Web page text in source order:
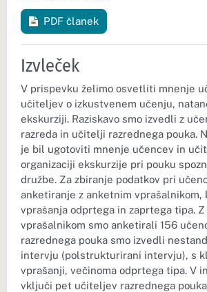
PDF članek
Izvleček
V prispevku želimo osvetliti mnenje
učiteljev o izkustvenem učenju,
ekskurziji. Raziskavo smo izvedli z
razreda in učitelji razrednega pouka.
je bil ugotoviti mnenje učencev in
organizaciji ekskurzije pri pouku
družbe. Za zbiranje podatkov pri
anketiranje z anketnim vprašalnikom,
vprašanja odprtega in zaprtega tipa.
vprašalnikom smo anketirali 156
razrednega pouka smo izvedli
intervju (polstrukturirani intervju), s
vprašanji, večinoma odprtega tipa. V
vključi pet učiteljev razrednega